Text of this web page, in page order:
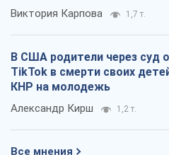
Виктория Карпова 1,7 т.
В США родители через суд
TikTok в смерти своих
КНР на молодежь
Александр Кирш 1,2 т.
Все мнения